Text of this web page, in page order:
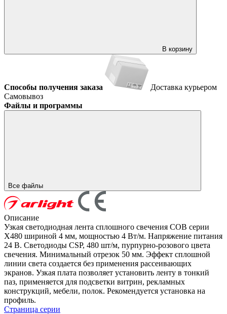
В корзину
Способы получения заказа
Доставка курьером
Самовывоз
Файлы и программы
Все файлы
Описание
Узкая светодиодная лента сплошного свечения COB серии
X480 шириной 4 мм, мощностью 4 Вт/м. Напряжение питания
24 В. Светодиоды CSP, 480 шт/м, пурпурно-розового цвета
свечения. Минимальный отрезок 50 мм. Эффект сплошной
линии света создается без применения рассеивающих
экранов. Узкая плата позволяет установить ленту в тонкий
паз, применяется для подсветки витрин, рекламных
конструкций, мебели, полок. Рекомендуется установка на
профиль.
Страница серии